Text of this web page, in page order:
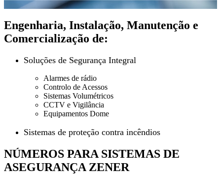
Engenharia, Instalação, Manutenção e
Comercialização de:
Soluções de Segurança Integral
Alarmes de rádio
Controlo de Acessos
Sistemas Volumétricos
CCTV e Vigilância
Equipamentos Dome
Sistemas de proteção contra incêndios
NÚMEROS PARA SISTEMAS DE
ASEGURANÇA ZENER